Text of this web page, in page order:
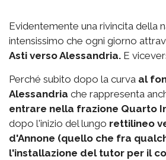
Evidentemente una rivincita della
intensissimo che ogni giorno
Asti verso Alessandria. E
Perché subito dopo la curva al
Alessandria che rappresenta
entrare nella frazione Quarto
dopo l'inizio del lungo rettilineo
d'Annone (quello che fra
l'installazione del tutor per il